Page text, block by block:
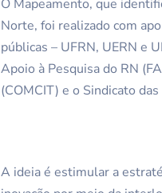
O Mapeamento, que
Norte, foi realizado com
públicas – UFRN, UERN e
Apoio à Pesquisa do RN
(COMCIT) e o Sindicato
A ideia é estimular a